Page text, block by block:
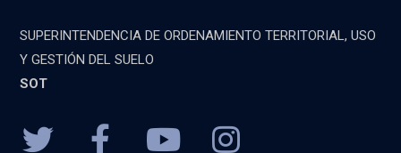
SUPERINTENDENCIA DE ORDENAMIENTO TERRITORIAL, USO
Y GESTIÓN DEL SUELO
SOT